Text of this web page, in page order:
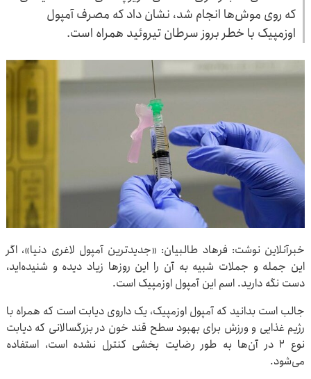
که روی موش‌ها انجام شد، نشان داد که مصرف آمپول
اوزمپیک با خطر بروز سرطان تیروئید همراه است.
خبرآنلاین نوشت: فرهاد طالبیان: «جدیدترین آمپول لاغری دنیا»، اگر
این جمله و جملات شبیه به آن را این روزها زیاد دیده و شنیده‌اید،
دست نگه دارید. اسم این آمپول اوزمپیک است.
جالب است بدانید که آمپول اوزمپیک، یک داروی دیابت است که همراه با
رژیم غذایی و ورزش برای بهبود سطح قند خون در بزرگسالانی که دیابت
نوع ۲ در آن‌ها به طور رضایت بخشی کنترل نشده است، استفاده
می‌شود.